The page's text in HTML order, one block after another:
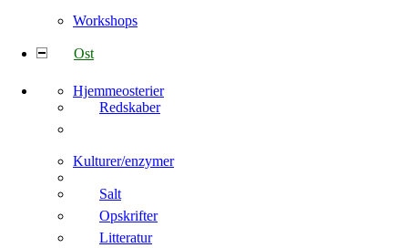
Workshops
Ost
Hjemmeosterier
Redskaber
Kulturer/enzymer
Salt
Opskrifter
Litteratur